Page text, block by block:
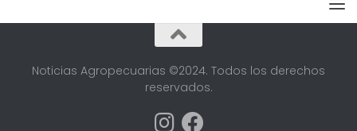
Noticias Agropecuarias ©2024. Todos los derechos
reservados.